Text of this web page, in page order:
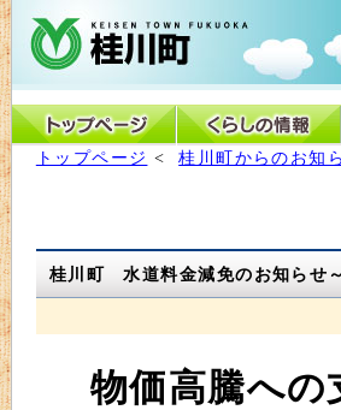
トップページ <桂川町からのお知
桂川町 水道料金減免のお知らせ
物価高騰への